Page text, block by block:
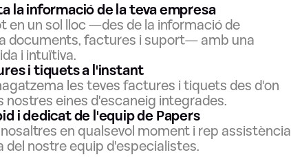
la informació de la teva empresa
en un sol lloc —des de la informació de
documents, factures i suport— amb una
i intuïtiva.
i tiquets a l'instant
les teves factures i tiquets des d'on
nostres eines d'escaneig integrades.
i dedicat de l'equip de Papers
en qualsevol moment i rep assistència
del nostre equip d'especialistes.